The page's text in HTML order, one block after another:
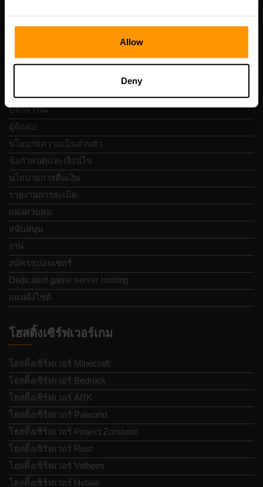
Allow
Deny
การนำทางแบบรวดเร็ว
บทวิจารณ์
ผู้ติดต่อ
นโยบายความเป็นส่วนตัว
ข้อกำหนดและเงื่อนไข
นโยบายการคืนเงิน
รายงานการละเมิด
แผงควบคุม
สนับสนุน
งาน
สมัครสปอนเซอร์
Dedicated game server hosting
แผนผังไซต์
โฮสติ้งเซิร์ฟเวอร์เกม
โฮสติ้งเซิร์ฟเวอร์ Minecraft
โฮสติ้งเซิร์ฟเวอร์ Bedrock
โฮสติ้งเซิร์ฟเวอร์ ARK
โฮสติ้งเซิร์ฟเวอร์ Palworld
โฮสติ้งเซิร์ฟเวอร์ Project Zomboid
โฮสติ้งเซิร์ฟเวอร์ Rust
โฮสติ้งเซิร์ฟเวอร์ Valheim
โฮสติ้งเซิร์ฟเวอร์ Hytale